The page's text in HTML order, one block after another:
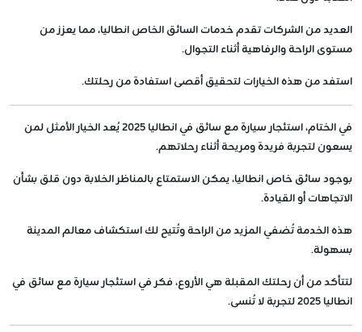
العديد من الشركات تقدم خدمات السائق الخاص انطاليا، مما يعزز من
مستوى الراحة والرفاهية أثناء التجوال.
استفد من هذه الخيارات لتحقيق أقصى استفادة من رحلتك.
في الختام، استئجار سيارة مع سائق في انطاليا 2025 يُعد الخيار الأمثل لمن
يسعون لتجربة فريدة ومريحة أثناء رحلاتهم.
بوجود سائق خاص انطاليا، يمكن الاستمتاع بالمناظر الخلابة دون قلق بشأن
الاتجاهات أو القيادة.
هذه الخدمة تُضفي المزيد من الراحة وتُتيح لك استكشاف معالم المدينة
بسهولة.
لتتأكد من أن رحلتك المقبلة هي الأروع، فكر في استئجار سيارة مع سائق في
انطاليا 2025 لتجربة لا تُنسى.